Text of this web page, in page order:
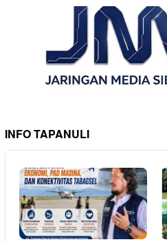
INFO TAPANULI